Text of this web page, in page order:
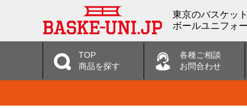
東京のバスケッ
ボールユニフォ
TOP
商品を探す
各種ご相談
お問合わせ